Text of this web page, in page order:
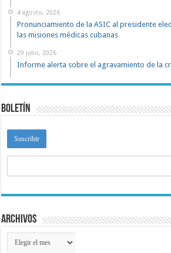
4 agosto, 2026
Pronunciamiento de la ASIC al presidente
las misiones médicas cubanas
29 julio, 2026
Informe alerta sobre el agravamiento de la
Boletín
Archivos
Archivos